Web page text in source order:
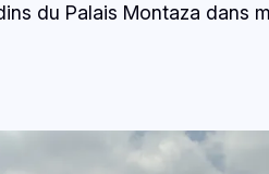
du Palais Montaza dans